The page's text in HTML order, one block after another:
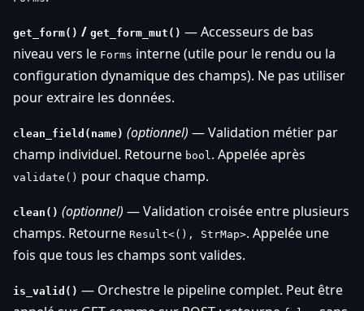
get_form() / get_form_mut() — Accesseurs de bas
niveau vers le Forms interne (utile pour le rendu ou la
configuration dynamique des champs). Ne pas utiliser
pour extraire les données.
clean_field(name) (optionnel) — Validation métier par
champ individuel. Retourne bool. Appelée après
validate() pour chaque champ.
clean() (optionnel) — Validation croisée entre plusieurs
champs. Retourne Result<(), StrMap>. Appelée une
fois que tous les champs sont valides.
is_valid() — Orchestre le pipeline complet. Peut être